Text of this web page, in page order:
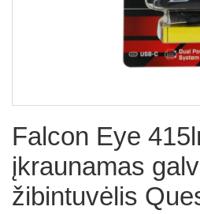
Falcon Eye
įkraunamas
žibintuvėlis